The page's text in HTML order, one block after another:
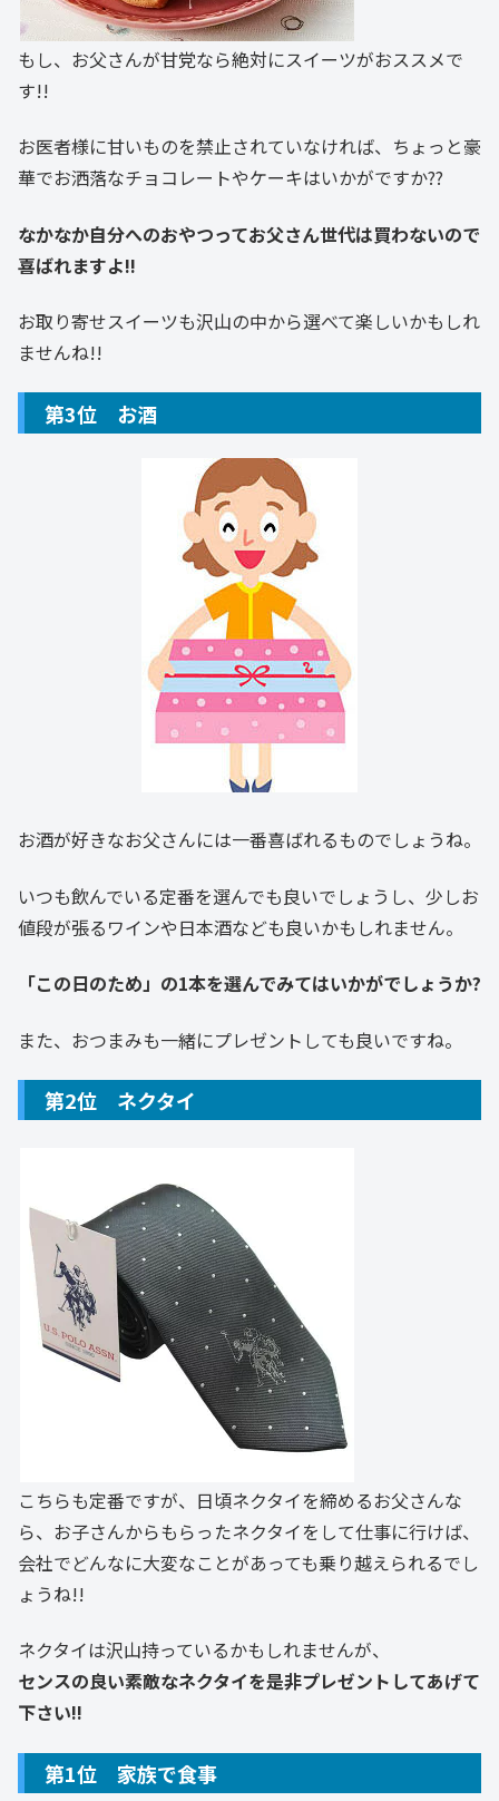
もし、お父さんが甘党なら絶対にスイーツがおススメで
す!!
お医者様に甘いものを禁止されていなければ、ちょっと豪
華でお洒落なチョコレートやケーキはいかがですか??
なかなか自分へのおやつってお父さん世代は買わないので
喜ばれますよ!!
お取り寄せスイーツも沢山の中から選べて楽しいかもしれ
ませんね!!
第3位 お酒
お酒が好きなお父さんには一番喜ばれるものでしょうね。
いつも飲んでいる定番を選んでも良いでしょうし、少しお
値段が張るワインや日本酒なども良いかもしれません。
「この日のため」の1本を選んでみてはいかがでしょうか?
また、おつまみも一緒にプレゼントしても良いですね。
第2位 ネクタイ
こちらも定番ですが、日頃ネクタイを締めるお父さんな
ら、お子さんからもらったネクタイをして仕事に行けば、
会社でどんなに大変なことがあっても乗り越えられるでし
ょうね!!
ネクタイは沢山持っているかもしれませんが、
センスの良い素敵なネクタイを是非プレゼントしてあげて
下さい!!
第1位 家族で食事